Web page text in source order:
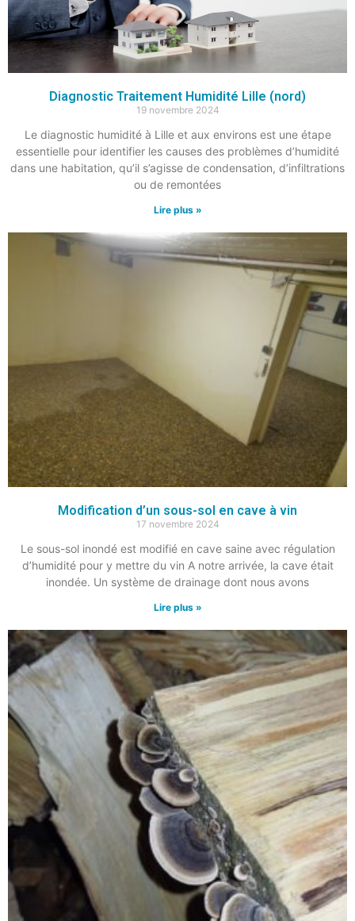
Diagnostic Traitement Humidité Lille (nord)
19 novembre 2024
Le diagnostic humidité à Lille et aux environs est une étape
essentielle pour identifier les causes des problèmes d’humidité
dans une habitation, qu’il s’agisse de condensation, d’infiltrations
ou de remontées
Lire plus »
Modification d’un sous-sol en cave à vin
17 novembre 2024
Le sous-sol inondé est modifié en cave saine avec régulation
d’humidité pour y mettre du vin A notre arrivée, la cave était
inondée. Un système de drainage dont nous avons
Lire plus »